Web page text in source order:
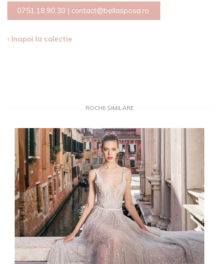
0751.18.90.30 | contact@bellasposa.ro
‹ Inapoi la colectie
ROCHII SIMILARE